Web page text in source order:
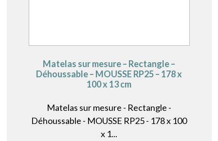
Matelas sur mesure – Rectangle –
Déhoussable – MOUSSE RP25 – 178 x
100 x 13 cm
Matelas sur mesure - Rectangle -
Déhoussable - MOUSSE RP25 - 178 x 100
x 1...